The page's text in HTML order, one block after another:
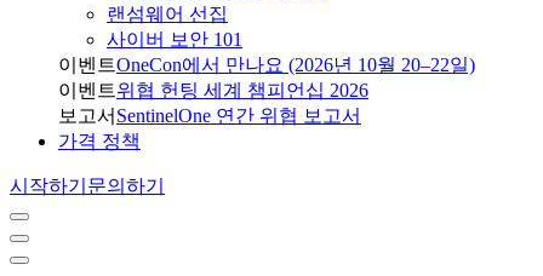
랜섬웨어 선집
사이버 보안 101
이벤트OneCon에서 만나요 (2026년 10월 20–22일)
이벤트위협 헌팅 세계 챔피언십 2026
보고서 SentinelOne 연간 위협 보고서
가격 정책
시작하기 문의하기